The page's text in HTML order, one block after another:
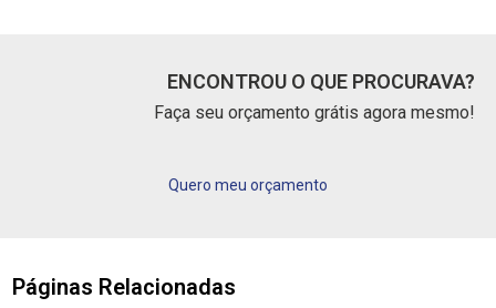
ENCONTROU O QUE PROCURAVA?
Faça seu orçamento grátis agora mesmo!
Quero meu orçamento
Páginas Relacionadas